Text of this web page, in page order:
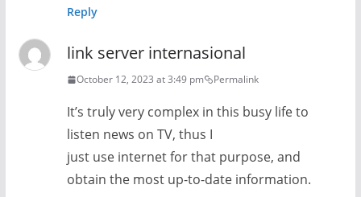
Reply
link server internasional
October 12, 2023 at 3:49 pm Permalink
It’s truly very complex in this busy life to
listen news on TV, thus I
just use internet for that purpose, and
obtain the most up-to-date information.